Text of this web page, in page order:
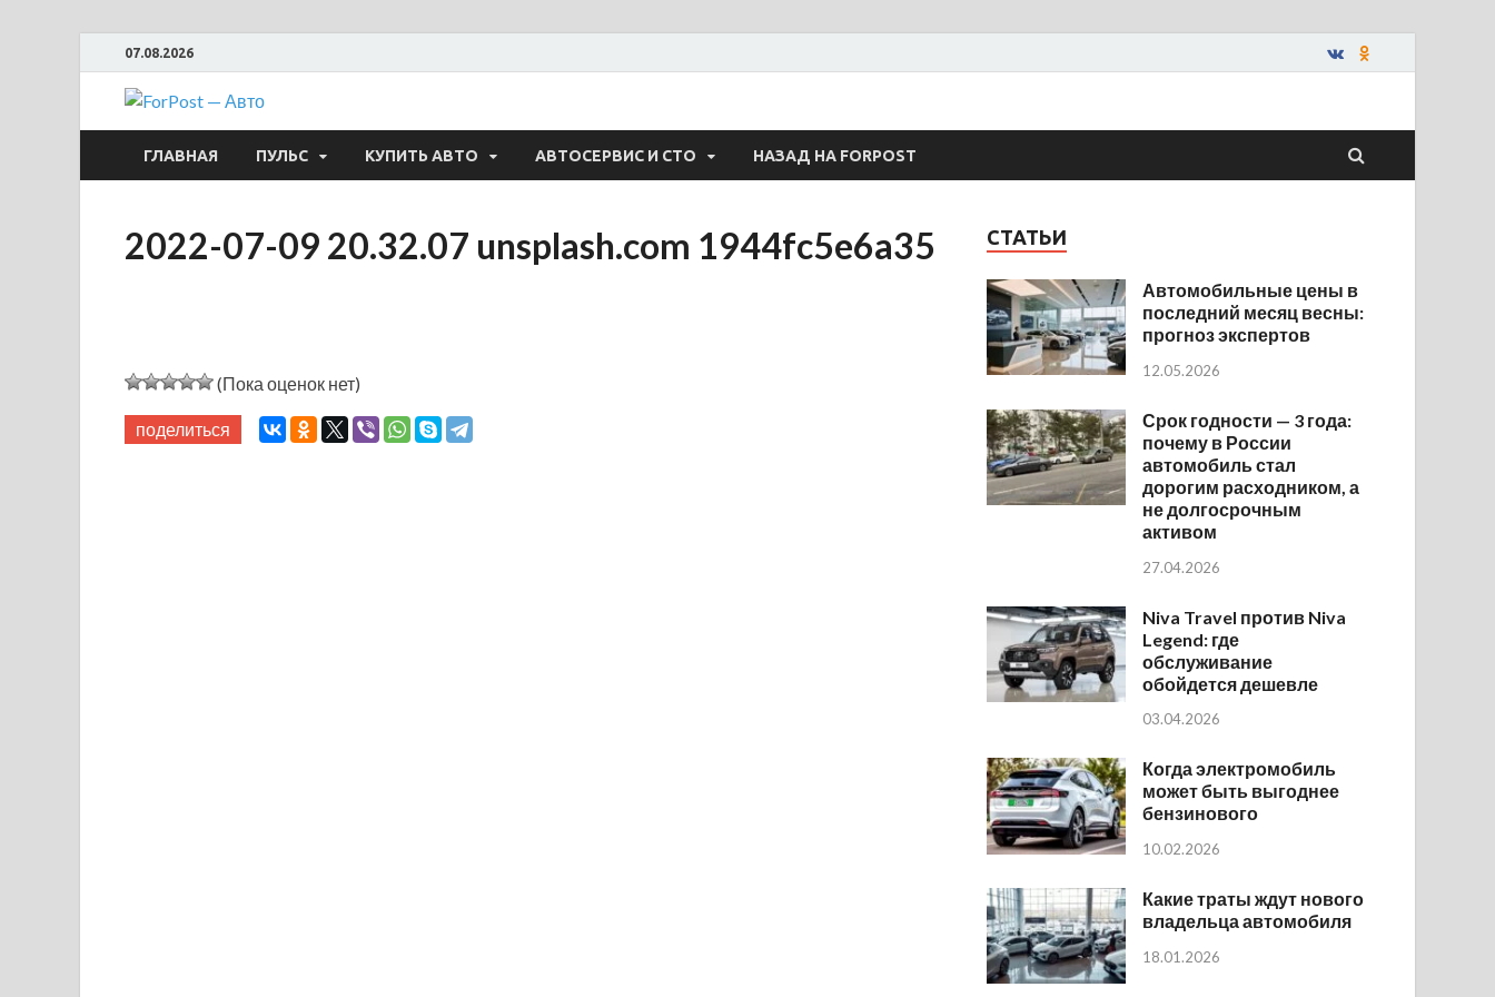
07.08.2026
ForPost — Авто
ГЛАВНАЯ ПУЛЬС КУПИТЬ АВТО АВТОСЕРВИС И СТО НАЗАД НА FORPOST
2022-07-09 20.32.07 unsplash.com 1944fc5e6a35
(Пока оценок нет)
поделиться
СТАТЬИ
Автомобильные цены в
последний месяц весны:
прогноз экспертов
12.05.2026
Срок годности — 3 года:
почему в России
автомобиль стал
дорогим расходником, а
не долгосрочным
активом
27.04.2026
Niva Travel против Niva
Legend: где
обслуживание
обойдется дешевле
03.04.2026
Когда электромобиль
может быть выгоднее
бензинового
10.02.2026
Какие траты ждут нового
владельца автомобиля
18.01.2026